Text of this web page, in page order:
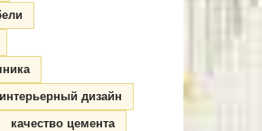
интерьерный дизайн
качество цемента